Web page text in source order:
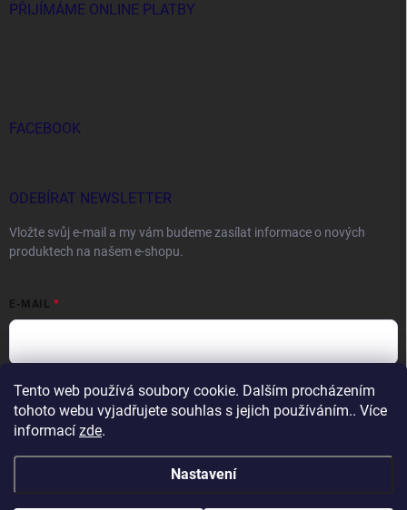
Tento web používá soubory cookie. Dalším procházením
tohoto webu vyjadřujete souhlas s jejich používáním.. Více
informací zde.
Nastavení
PŘIJÍMÁME ONLINE PLATBY
FACEBOOK
ODEBÍRAT NEWSLETTER
Vložte svůj e-mail a my vám budeme zasílat informace o nových
produktech na našem e-shopu.
E-MAIL
Vložením e-mailu souhlasíte spodmínkami ochrany osobních údajů
Přihlásit se